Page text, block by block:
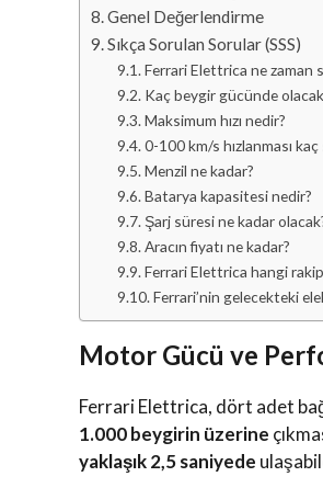
Genel Değerlendirme
Sıkça Sorulan Sorular (SSS)
Ferrari Elettrica ne zaman
Kaç beygir gücünde
Maksimum hızı nedir?
0-100 km/s hızlanması kaç
Menzil ne kadar?
Batarya kapasitesi nedir?
Şarj süresi ne kadar
Aracın fiyatı ne kadar?
Ferrari Elettrica hangi
Ferrari’nin gelecekteki
Motor Gücü ve
Ferrari Elettrica, dört adet
1.000 beygirin üzerine
yaklaşık 2,5 saniyede